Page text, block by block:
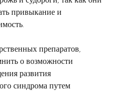
привыкание и
препаратов,
о возможности
развития
синдрома путем